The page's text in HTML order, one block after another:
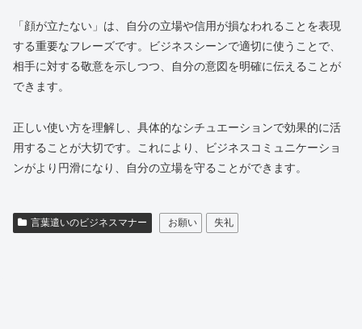
「顔が立たない」は、自分の立場や信用が損なわれることを表現
する重要なフレーズです。ビジネスシーンで適切に使うことで、
相手に対する敬意を示しつつ、自分の意図を明確に伝えることが
できます。
正しい使い方を理解し、具体的なシチュエーションで効果的に活
用することが大切です。これにより、ビジネスコミュニケーショ
ンがより円滑になり、自分の立場を守ることができます。
言葉遣いのビジネスマナー お願い 失礼